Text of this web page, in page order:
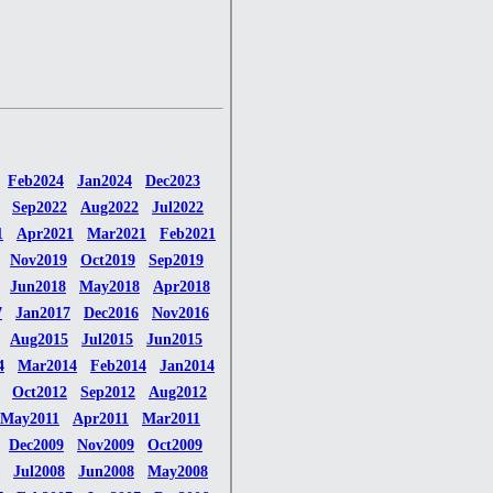
Feb2024 Jan2024
Dec2023
Sep2022 Aug2022
Jul2022
Apr2021 Mar2021
Feb2021
Nov2019 Oct2019
Sep2019
Jun2018 May2018
Apr2018
Jan2017 Dec2016
Nov2016
Aug2015 Jul2015
Jun2015
Mar2014 Feb2014
Jan2014
Oct2012 Sep2012
Aug2012
May2011 Apr2011
Mar2011
Dec2009 Nov2009
Oct2009
Jul2008 Jun2008
May2008